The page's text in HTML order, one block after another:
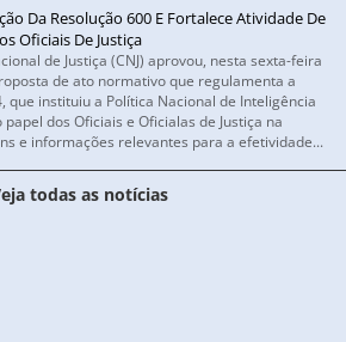
Da Resolução 600 E Fortalece Atividade De
Oficiais De Justiça
de Justiça (CNJ) aprovou, nesta sexta-feira
de ato normativo que regulamenta a
que instituiu a Política Nacional de Inteligência
dos Oficiais e Oficialas de Justiça na
e informações relevantes para a efetividade...
todas as notícias